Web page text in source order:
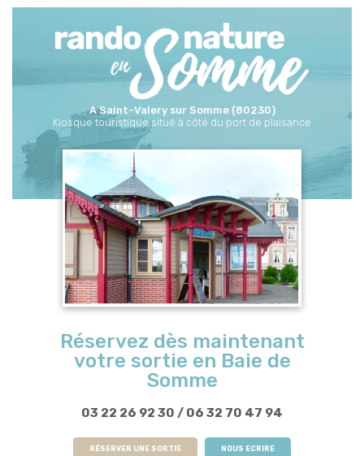
A Saint-Valery sur Somme (80230)
Kiosque touristique situé à côté du port de plaisance
Réservez dès maintenant
votre sortie en Baie de
Somme
03 22 26 92 30 / 06 32 70 47 94
RÉSERVER UNE SORTIE NOUS ECRIRE